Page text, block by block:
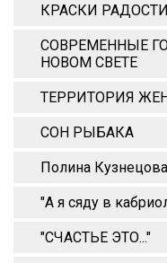
КРАСКИ РАДОСТИ
СОВРЕМЕННЫЕ
НОВОМ СВЕТЕ
ТЕРРИТОРИЯ
СОН РЫБАКА
Полина Кузнецова
"А я сяду в
"СЧАСТЬЕ ЭТО..."